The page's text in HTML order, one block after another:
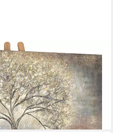
Leinwand Bild Handgemalt